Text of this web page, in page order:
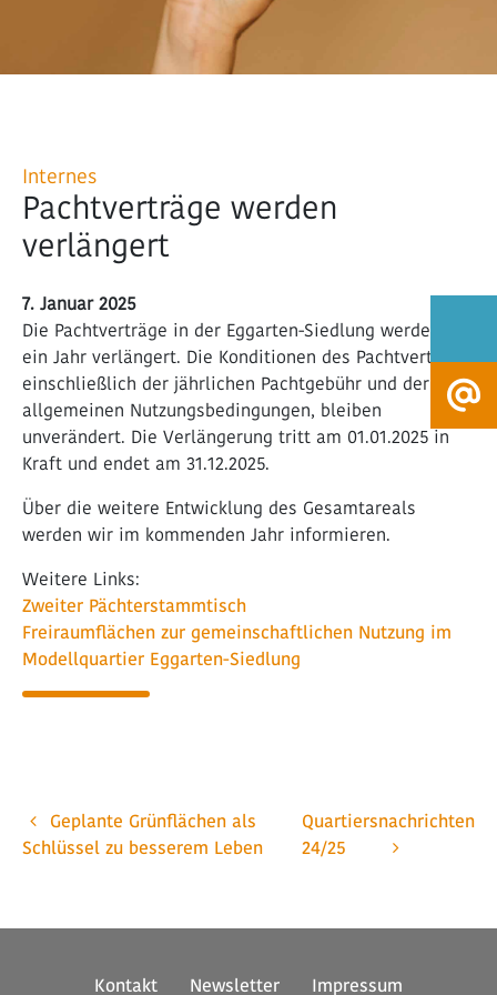
Internes
Pachtverträge werden
verlängert
7. Januar 2025
Die Pachtverträge in der Eggarten-Siedlung werden um
ein Jahr verlängert. Die Konditionen des Pachtvertrags,
einschließlich der jährlichen Pachtgebühr und der
allgemeinen Nutzungsbedingungen, bleiben
unverändert. Die Verlängerung tritt am 01.01.2025 in
Kraft und endet am 31.12.2025.
Über die weitere Entwicklung des Gesamtareals
werden wir im kommenden Jahr informieren.
Weitere Links:
Zweiter Pächterstammtisch
Freiraumflächen zur gemeinschaftlichen Nutzung im
Modellquartier Eggarten-Siedlung
Beitragsnavigation
Geplante Grünflächen als
Schlüssel zu besserem Leben
Quartiersnachrichten
24/25
Kontakt Newsletter Impressum